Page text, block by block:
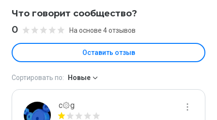
Что говорит сообщество?
0 На основе 4 отзывов
Оставить отзыв
Сортировать по: Новые
c۞g